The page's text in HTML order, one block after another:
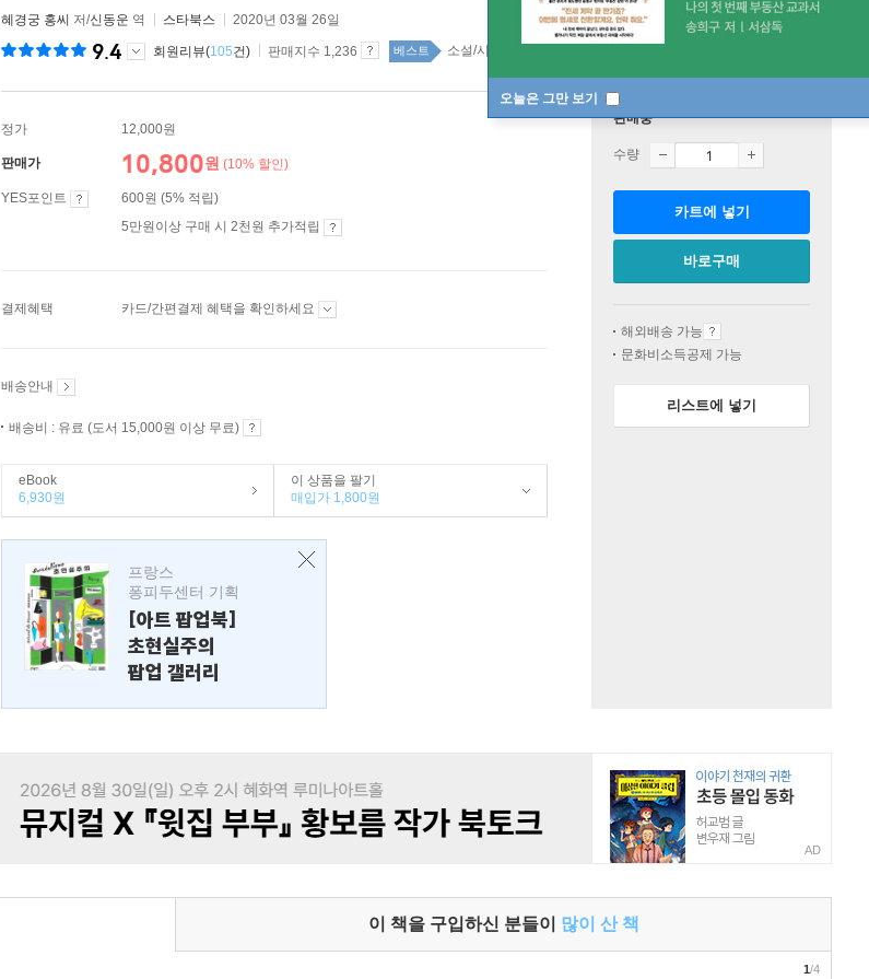
오늘은 그만 보기
혜경궁 홍씨 저/신동운 역 스타북스 2020년 03월 26일
9.4 회원리뷰(105건) 판매지수 1,236 베스트 소설/시/희곡 top100 13주
정가 12,000원
판매가 10,800원 (10% 할인)
YES포인트
600원 (5% 적립)
5만원이상 구매 시 2천원 추가적립
결제혜택 카드/간편결제 혜택을 확인하세요
배송안내
배송비 : 유료 (도서 15,000원 이상 무료)
eBook
6,930원
이 상품을 팔기
매입가 1,800원
프랑스
퐁피두센터 기획
[아트 팝업북]
초현실주의
팝업 갤러리
판매중
수량
카트에 넣기
바로구매
해외배송 가능
문화비소득공제 가능
리스트에 넣기
AD
이 책을 구입하신 분들이 많이 산 책
1/4